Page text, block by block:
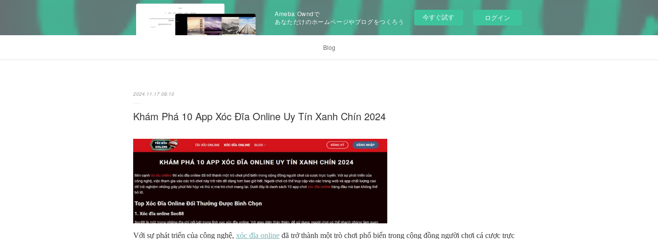
Ameba Owndで
あなただけのホームページやブログをつくろう
今すぐ試す ログイン
Blog
2024.11.17 08:10
Khám Phá 10 App Xóc Đĩa Online Uy Tín Xanh Chín 2024